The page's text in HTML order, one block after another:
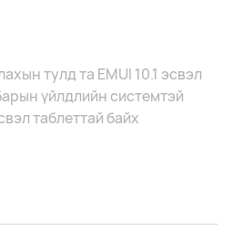
тулд та EMUI 10.1 эсвэл
үйлдлийн системтэй
таблеттай байх